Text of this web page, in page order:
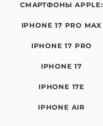
СМАРТФОНЫ APPLE:
IPHONE 17 PRO MAX
IPHONE 17 PRO
IPHONE 17
IPHONE 17E
IPHONE AIR